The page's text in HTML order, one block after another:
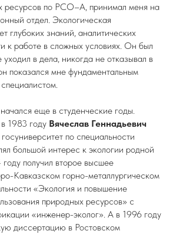
ресурсов по РСО–А, принимал меня на
отдел. Экологическая
глубоких знаний, аналитических
к работе в сложных условиях. Он был
в дела, никогда не отказывал в
показался мне фундаментальным
еще в студенческие годы.
1983 году Вячеслав Геннадьевич
по специальности
большой интерес к экологии родной
получил второе высшее
Кавказском горно-металлургическом
«Экология и повышение
природных ресурсов» с
«инженер-эколог». А в 1996 году
диссертацию в Ростовском